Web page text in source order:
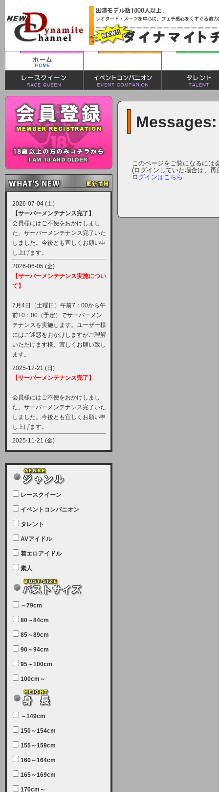
2026-07-04 (土)
【サーバーメンテナンス完了】
会員様にはご不便をおかけしまし
た。サーバーメンテナンス完了いた
しました。今後とも宜しくお願い申
し上げます。
2026-06-05 (金)
【サーバーメンテナンス実施につい
て】
7月4日（土曜日）午前7：00から午
前10：00（予定）でサーバーメン
テナンスを実施します。ユーザー様
にはご迷惑をおかけしますがご理解
いただけます様、宜しくお願い致し
ます。
2025-12-21 (日)
【サーバーメンテナンス完了】
会員様にはご不便をおかけしまし
た。サーバーメンテナンス完了いた
しました。今後とも宜しくお願い申
し上げます。
2025-11-21 (金)
【サーバーメンテナンス実施につい
12月21日（日曜日）午前9：00か
ら午前11：00（予定）でサーバー
メンテナンスを実施します。ユーザ
ー様にはご迷惑をおかけしますがご
理解いただけます様、宜しくお願い
致します。
2025-07-05 (土)
【サーバーメンテナンス完了のお知
本日、サーバーメンテナンスのため
ユーザー様には大変ご迷惑をおかけ
しました。無事、メンテナンスが完
致します。
2025-06-11 (水)
【サーバーメンテナンス実施につい
7月5日（土曜日）午前7：00から午
テナンスを実施します。ユーザー様
にはご迷惑をおかけしますがご理解
いただけます様、宜しくお願い致し
【クレジットカード決済について
②】
現在、クレジットカード決済はJCB
のみになっております。大変ご迷惑
レースクイーン
イベントコンパニオン
タレント
AVアイドル
着エロアイドル
素人
～79cm
80～84cm
85～89cm
90～94cm
95～100cm
100cm～
～149cm
150～154cm
155～159cm
160～164cm
165～169cm
170cm～
Messages:
このページをご覧になるには
(ログインしていた場合は、
ログインはこちら